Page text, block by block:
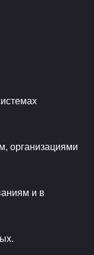
организациями
и в